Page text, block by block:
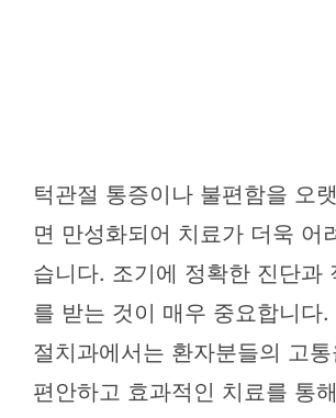
턱관절 통증이나 불편함을 오
면 만성화되어 치료가 더욱 어
습니다. 조기에 정확한 진단과
를 받는 것이 매우 중요합니다
절치과에서는 환자분들의 고
편안하고 효과적인 치료를 통